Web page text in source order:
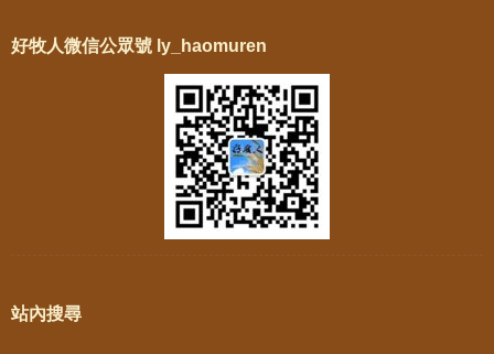
好牧人微信公眾號 ly_haomuren
站內搜尋